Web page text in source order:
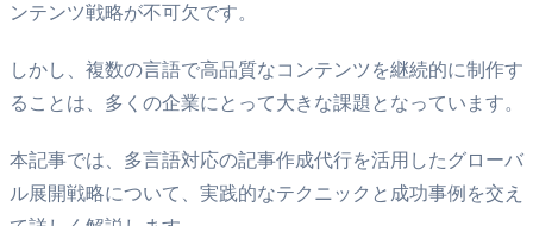
ンテンツ戦略が不可欠です。
しかし、複数の言語で高品質なコンテンツを継続的に制作す
ることは、多くの企業にとって大きな課題となっています。
本記事では、多言語対応の記事作成代行を活用したグローバ
ル展開戦略について、実践的なテクニックと成功事例を交え